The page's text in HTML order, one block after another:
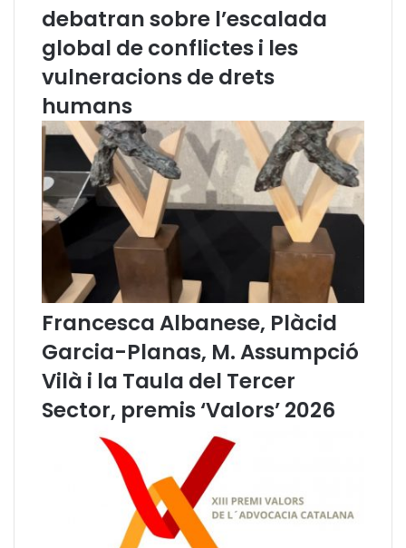
0
2
m
a
S
a
.
C
a
r
m
l
F
t
a
debatran sobre l’escalada
global de conflictes i les
vulneracions de drets
humans
Francesca Albanese, Plàcid
Garcia-Planas, M. Assumpció
Vilà i la Taula del Tercer
Sector, premis ‘Valors’ 2026